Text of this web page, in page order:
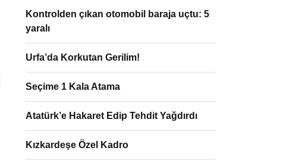
Kontrolden çıkan otomobil baraja uçtu: 5
yaralı
Urfa’da Korkutan Gerilim!
Seçime 1 Kala Atama
Atatürk’e Hakaret Edip Tehdit Yağdırdı
Kızkardeşe Özel Kadro